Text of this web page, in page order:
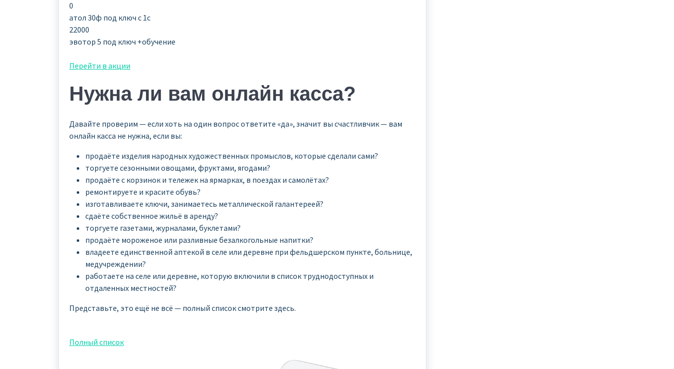
0
атол 30ф под ключ с 1с
22000
эвотор 5 под ключ +обучение
Перейти в акции
Нужна ли вам онлайн касса?
Давайте проверим — если хоть на один вопрос ответите «да», значит вы счастливчик — вам
онлайн касса не нужна, если вы:
продаёте изделия народных художественных промыслов, которые сделали сами?
торгуете сезонными овощами, фруктами, ягодами?
продаёте с корзинок и тележек на ярмарках, в поездах и самолётах?
ремонтируете и красите обувь?
изготавливаете ключи, занимаетесь металлической галантереей?
сдаёте собственное жильё в аренду?
торгуете газетами, журналами, буклетами?
продаёте мороженое или разливные безалкогольные напитки?
владеете единственной аптекой в селе или деревне при фельдшерском пункте, больнице,
медучреждении?
работаете на селе или деревне, которую включили в список труднодоступных и
отдаленных местностей?
Представьте, это ещё не всё — полный список смотрите здесь.
Полный список